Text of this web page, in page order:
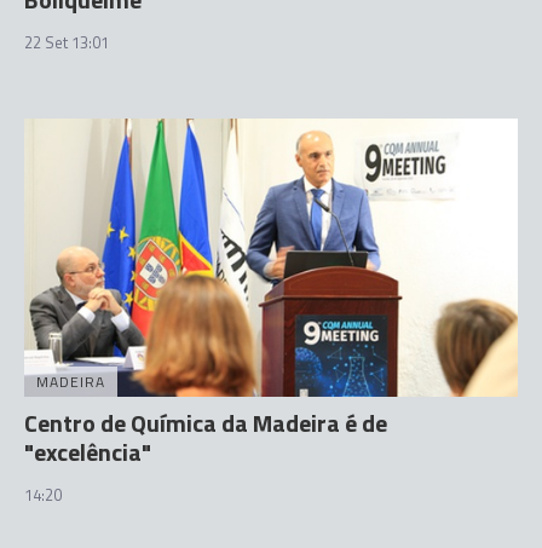
22 Set 13:01
MADEIRA
Centro de Química da Madeira é de
"excelência"
14:20